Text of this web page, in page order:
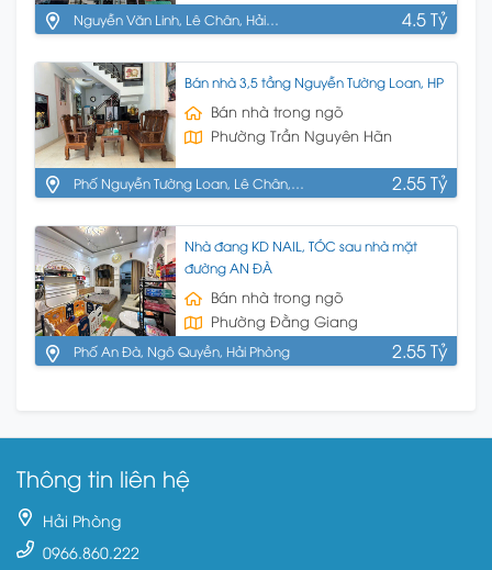
Nguyễn Văn Linh, Lê Chân, Hải
4.5 Tỷ
Bán nhà 3,5 tầng Nguyễn Tường Loan, HP
Bán nhà trong ngõ
Phường Trần Nguyên Hãn
Phố Nguyễn Tường Loan, Lê Chân,
2.55 Tỷ
Nhà đang KD NAIL, TÓC sau nhà mặt
đường AN ĐÀ
Bán nhà trong ngõ
Phường Đằng Giang
Phố An Đà, Ngô Quyền, Hải Phòng
2.55 Tỷ
Thông tin liên hệ
Hải Phòng
0966.860.222